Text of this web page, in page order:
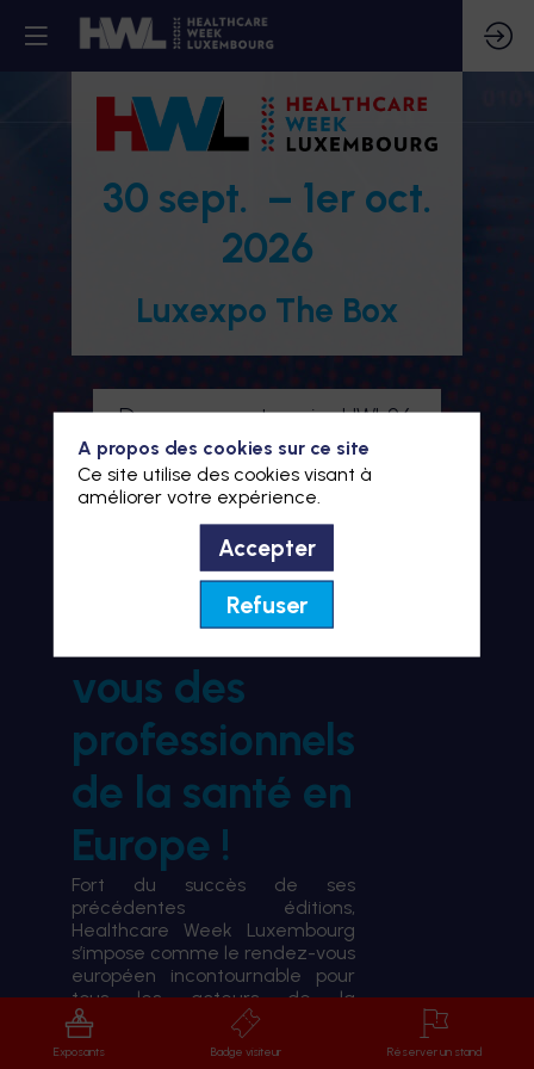
30 sept. – 1er oct.
2026
Luxexpo The Box
Devenez partenaire HWL26
Je m'inscris à HWL26
BIENVENUE À HWL26
le rendez-
vous des
professionnels
de la santé en
Europe !
Fort du succès de ses
précédentes éditions,
Healthcare Week Luxembourg
s’impose comme le rendez-vous
européen incontournable pour
tous les acteurs de la
transformation du système de
santé.
Exposants Badge visiteur Réserver un stand
A propos des cookies sur ce site
Ce site utilise des cookies visant à
améliorer votre expérience.
Accepter
Refuser